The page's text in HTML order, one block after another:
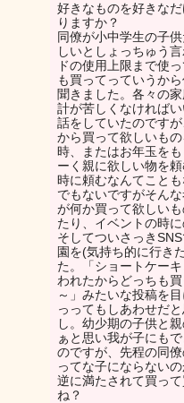
好きなものを好きな
りますか？
同僚が小中学生の子
しいとしょっちゅう
ドの使用上限まで使
も買ってっていうか
聞きました。各々の
計が苦しくなければ
話をしていたのです
から買って欲しいも
時、またはお年玉を
ーく親に欲しい物を
時に頼むなんてこと
でもないですがそん
が何か買って欲しい
たり、イベントの時に
そしてついさっき
園を(気持ち的に行き
た。「ショートケー
われたからどっちも
～」みたいな投稿を
っってもしあわせだ
し。幼少期の子供と
ぁと思い我が子にも
のですが、先程の同
ってな子にならない
逆に満たされて買っ
ね？